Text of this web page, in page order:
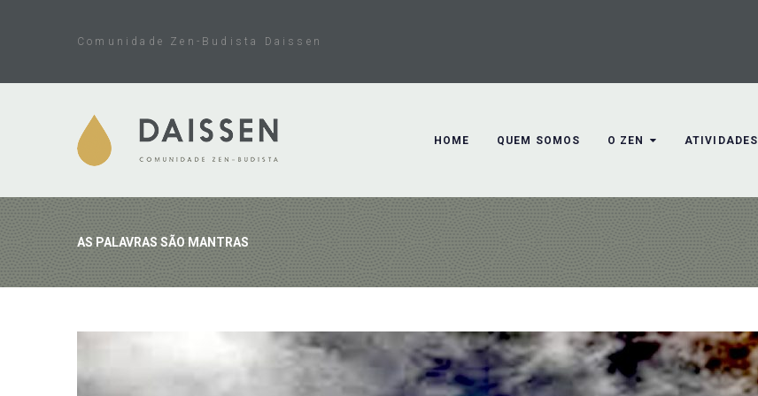
Comunidade Zen-Budista Daissen
HOME QUEM SOMOS O ZEN ATIVIDADES
AS PALAVRAS SÃO MANTRAS